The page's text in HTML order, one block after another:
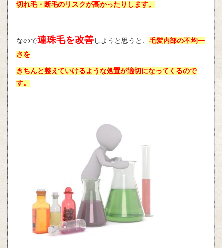
切れ毛・断毛のリスクが高かったりします。
なので連珠毛を改善しようと思うと、 毛髪内部の不均一
さを
きちんと整えていけるような処置が適切になってくるので
す。